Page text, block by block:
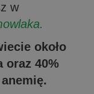
w
około
oraz 40%